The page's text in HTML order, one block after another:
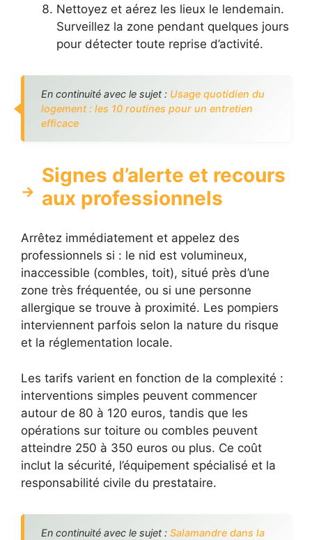
Nettoyez et aérez les lieux le lendemain.
Surveillez la zone pendant quelques jours
pour détecter toute reprise d’activité.
En continuité avec le sujet : Usage quotidien du
logement : les 10 routines pour un entretien
efficace
Signes d’alerte et recours
aux professionnels
Arrêtez immédiatement et appelez des
professionnels si : le nid est volumineux,
inaccessible (combles, toit), situé près d’une
zone très fréquentée, ou si une personne
allergique se trouve à proximité. Les pompiers
interviennent parfois selon la nature du risque
et la réglementation locale.
Les tarifs varient en fonction de la complexité :
interventions simples peuvent commencer
autour de 80 à 120 euros, tandis que les
opérations sur toiture ou combles peuvent
atteindre 250 à 350 euros ou plus. Ce coût
inclut la sécurité, l’équipement spécialisé et la
responsabilité civile du prestataire.
En continuité avec le sujet : Salamandre dans la